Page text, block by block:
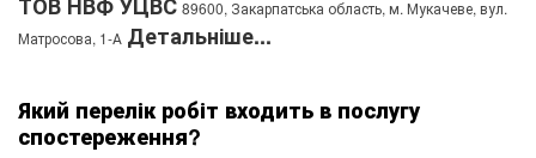
89600, Закарпатська область, м. Мукачеве, вул.
Матросова, 1-А Детальніше...
Який перелік робіт входить в послугу
спостереження?